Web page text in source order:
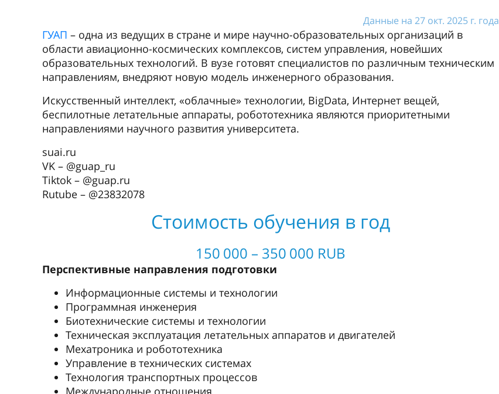
Данные на 27 окт. 2025 г. года
ГУАП – одна из ведущих в стране и мире научно-образовательных организаций в
области авиационно-космических комплексов, систем управления, новейших
образовательных технологий. В вузе готовят специалистов по различным техническим
направлениям, внедряют новую модель инженерного образования.
Искусственный интеллект, «облачные» технологии, BigData, Интернет вещей,
беспилотные летательные аппараты, робототехника являются приоритетными
направлениями научного развития университета.
suai.ru
VK – @guap_ru
Tiktok – @guap.ru
Rutube – @23832078
Стоимость обучения в год
150 000 – 350 000 RUB
Перспективные направления подготовки
Информационные системы и технологии
Программная инженерия
Биотехнические системы и технологии
Техническая эксплуатация летательных аппаратов и двигателей
Мехатроника и робототехника
Управление в технических системах
Технология транспортных процессов
Международные отношения